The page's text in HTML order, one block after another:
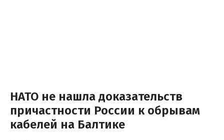
НАТО не нашла доказательств
причастности России к обрывам
кабелей на Балтике